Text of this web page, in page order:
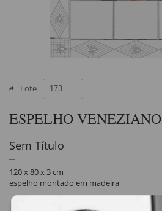
Lote
ESPELHO VENEZIANO
Sem Título
120 x 80 x 3 cm
espelho montado em madeira